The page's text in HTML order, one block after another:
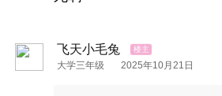
飞天小毛兔
大学三年级 2025年10月21日